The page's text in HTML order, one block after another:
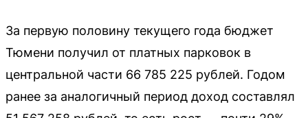
За первую половину текущего года бюджет
Тюмени получил от платных парковок в
центральной части 66 785 225 рублей. Годом
ранее за аналогичный период доход составлял